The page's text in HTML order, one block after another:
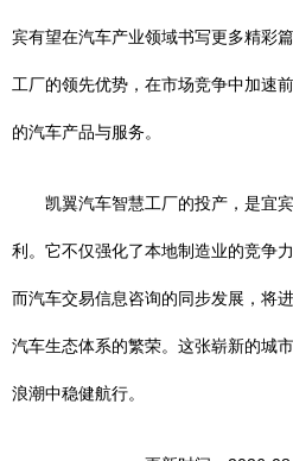
宾有望在汽车产业领域书写更多精彩
工厂的领先优势，在市场竞争中加速
的汽车产品与服务。
凯翼汽车智慧工厂的投产，是宜
利。它不仅强化了本地制造业的竞争
而汽车交易信息咨询的同步发展，将
汽车生态体系的繁荣。这张崭新的城
浪潮中稳健航行。